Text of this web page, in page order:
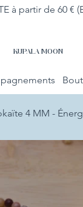
à partir de 60 €
KUPALA MOON